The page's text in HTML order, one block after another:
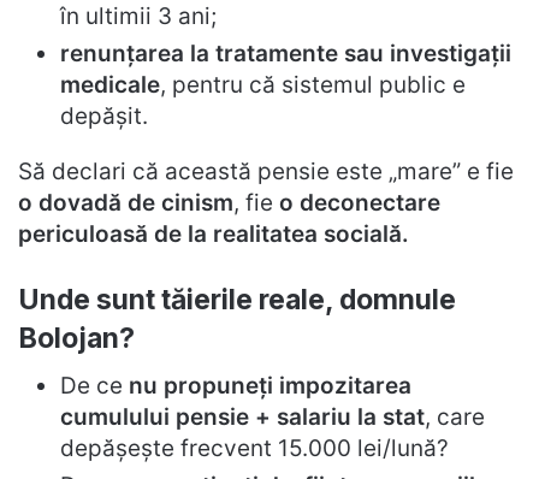
în ultimii 3 ani;
renunțarea la tratamente sau investigații
medicale, pentru că sistemul public e
depășit.
Să declari că această pensie este „mare” e fie
o dovadă de cinism, fie o deconectare
periculoasă de la realitatea socială.
Unde sunt tăierile reale, domnule
Bolojan?
De ce nu propuneți impozitarea
cumulului pensie + salariu la stat, care
depășește frecvent 15.000 lei/lună?